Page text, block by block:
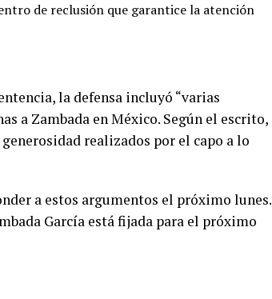
de reclusión que garantice la atención
la defensa incluyó “varias
a Zambada en México. Según el escrito,
realizados por el capo a lo
a estos argumentos el próximo lunes.
García está fijada para el próximo